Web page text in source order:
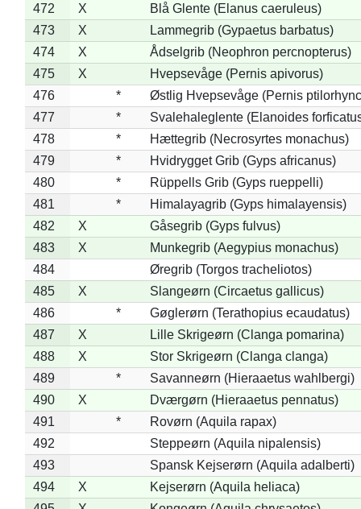
472
X
Blå Glente (Elanus caeruleus)
473
X
Lammegrib (Gypaetus barbatus)
474
X
Ådselgrib (Neophron percnopterus)
475
X
Hvepsevåge (Pernis apivorus)
476
*
Østlig Hvepsevåge (Pernis
477
*
Svalehaleglente (Elanoides
478
*
Hættegrib (Necrosyrtes monachus)
479
*
Hvidrygget Grib (Gyps africanus)
480
*
Rüppells Grib (Gyps rueppelli)
481
*
Himalayagrib (Gyps himalayensis)
482
X
Gåsegrib (Gyps fulvus)
483
X
Munkegrib (Aegypius monachus)
484
Øregrib (Torgos tracheliotos)
485
X
Slangeørn (Circaetus gallicus)
486
*
Gøglerørn (Terathopius ecaudatus)
487
X
Lille Skrigeørn (Clanga pomarina)
488
X
Stor Skrigeørn (Clanga clanga)
489
*
Savanneørn (Hieraaetus wahlbergi)
490
X
Dværgørn (Hieraaetus pennatus)
491
*
Rovørn (Aquila rapax)
492
Steppeørn (Aquila nipalensis)
493
Spansk Kejserørn (Aquila adalberti)
494
X
Kejserørn (Aquila heliaca)